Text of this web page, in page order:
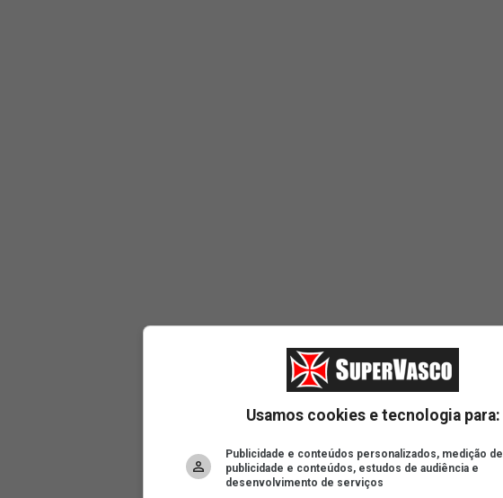
Usamos cookies e tecnologia para:
Publicidade e conteúdos personalizados, medição de
publicidade e conteúdos, estudos de audiência e
desenvolvimento de serviços